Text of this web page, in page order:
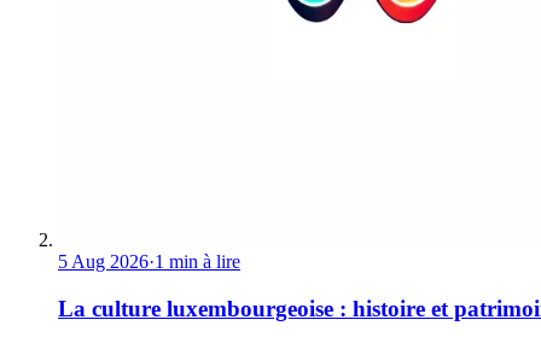
5 Aug 2026·1 min à lire
La culture luxembourgeoise : histoire et